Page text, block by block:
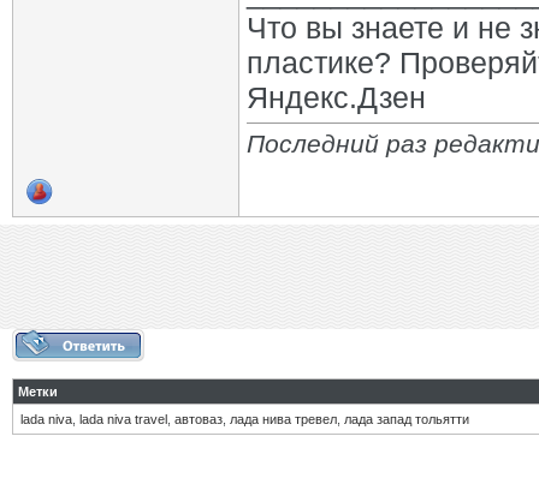
Что вы знаете и не
пластике?
Яндекс.Дзен
Последний раз
Метки
lada niva lada niva travel автоваз лада нива тревел лада запад тольятти